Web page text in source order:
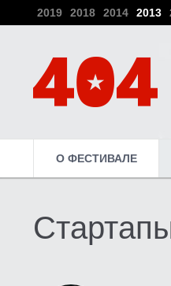
2019 2018 2014 2013
О ФЕСТИВАЛЕ